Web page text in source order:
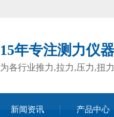
15年专注测力仪
为各行业推力,拉力,压力,扭
新闻资讯 产品中心